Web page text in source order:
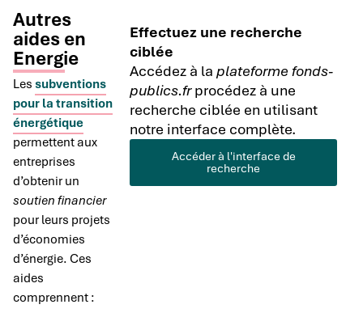
Autres
aides en
Energie
Les subventions
pour la transition
énergétique
permettent aux
entreprises
d’obtenir un
soutien financier
pour leurs projets
d’économies
d’énergie. Ces
aides
comprennent :
Effectuez une recherche
ciblée
Accédez à laplateforme fonds-
publics.frprocédez à une
recherche ciblée en utilisant
notre interface complète.
Accéder à l'interface de
recherche